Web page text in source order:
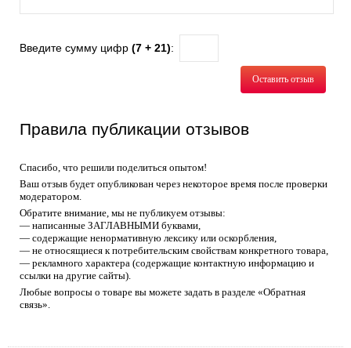
Введите сумму цифр (7 + 21):
Оставить отзыв
Правила публикации отзывов
Спасибо, что решили поделиться опытом!
Ваш отзыв будет опубликован через некоторое время после проверки
модератором.
Обратите внимание, мы не публикуем отзывы:
— написанные ЗАГЛАВНЫМИ буквами,
— содержащие ненормативную лексику или оскорбления,
— не относящиеся к потребительским свойствам конкретного товара,
— рекламного характера (содержащие контактную информацию и
ссылки на другие сайты).
Любые вопросы о товаре вы можете задать в разделе «Обратная
связь».